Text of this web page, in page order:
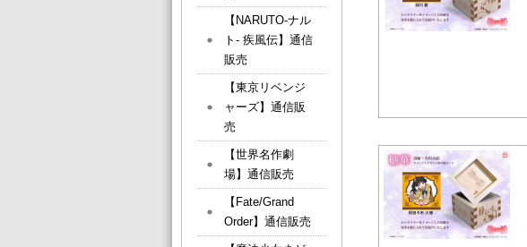
【NARUTO-ナル
ト- 疾風伝】通信
販売
【東京リベンジ
ャーズ】通信販
売
【世界名作劇
場】通信販売
【Fate/Grand
Order】通信販売